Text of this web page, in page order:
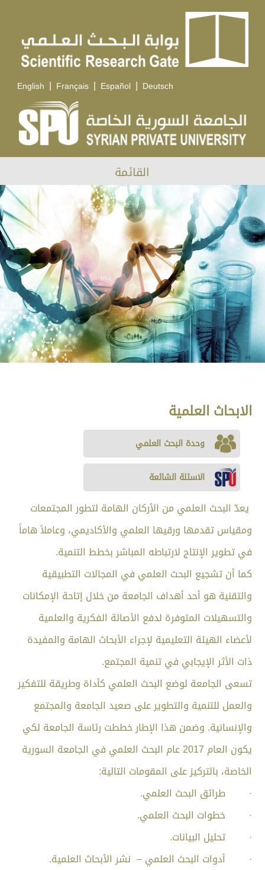
English | Français | Español | Deutsch
القائمة
الابحاث العلمية
وحدة البحث العلمي
الاسئلة الشائعة
يعدّ البحث العلمي من الأركان الهامة لتطور المجتمعات
ومقياس تقدمها ورقيها العلمي والأكاديمي، وعاملاً هاماً
في تطوير الإنتاج لارتباطه المباشر بخطط التنمية.
كما أن تشجيع البحث العلمي في المجالات التطبيقية
والتقنية هو أحد أهداف الجامعة من خلال إتاحة الإمكانات
والتسهيلات المتوفرة لدفع الأصالة الفكرية والعلمية
لأعضاء الهيئة التعليمية لإجراء الأبحاث الهامة والمفيدة
ذات الأثر الإيجابي في تنمية المجتمع.
تسعى الجامعة لوضع البحث العلمي كأداة وطريقة للتفكير
والعمل للتنمية والتطوير على صعيد الجامعة والمجتمع
والإنسانية. وضمن هذا الإطار خططت رئاسة الجامعة لكي
يكون العام 2017 عام البحث العلمي في الجامعة السورية
الخاصة، بالتركيز على المقومات التالية:
· طرائق البحث العلمي.
· خطوات البحث العلمي.
· تحليل البيانات.
· أدوات البحث العلمي – نشر الأبحاث العلمية.